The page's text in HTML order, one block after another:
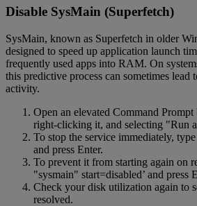
Disable SysMain (Superfetch)
SysMain, known as Superfetch in older
designed to speed up application launch
frequently used apps into RAM. On
this predictive process can sometimes
activity.
Open an elevated Command
right-clicking it, and selecting "Run
To stop the service immediately, type
and press Enter.
To prevent it from starting again on
"sysmain" start=disabled’ and press
Check your disk utilization again to
resolved.